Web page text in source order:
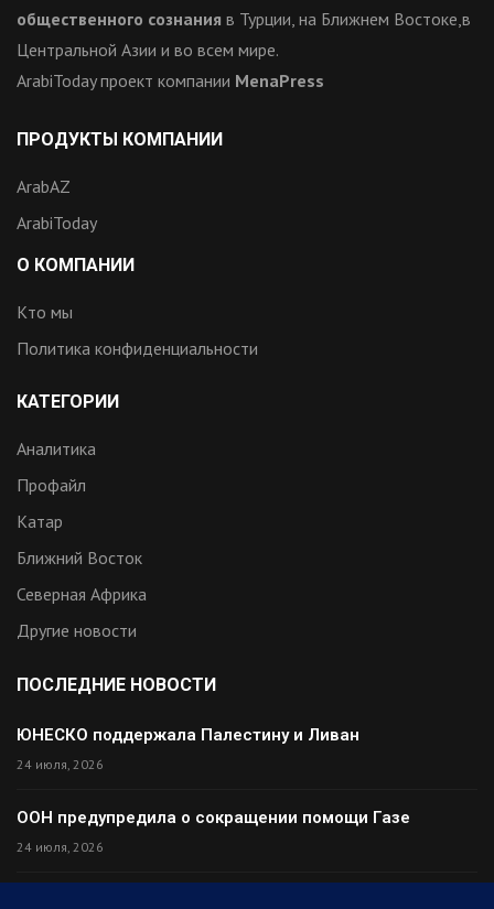
общественного сознания в Турции, на Ближнем Востоке,в
Центральной Азии и во всем мире.
ArabiToday проект компании MenaPress
ПРОДУКТЫ КОМПАНИИ
ArabAZ
ArabiToday
О КОМПАНИИ
Кто мы
Политика конфиденциальности
КАТЕГОРИИ
Аналитика
Профайл
Катар
Ближний Восток
Северная Африка
Другие новости
ПОСЛЕДНИЕ НОВОСТИ
ЮНЕСКО поддержала Палестину и Ливан
24 июля, 2026
ООН предупредила о сокращении помощи Газе
24 июля, 2026